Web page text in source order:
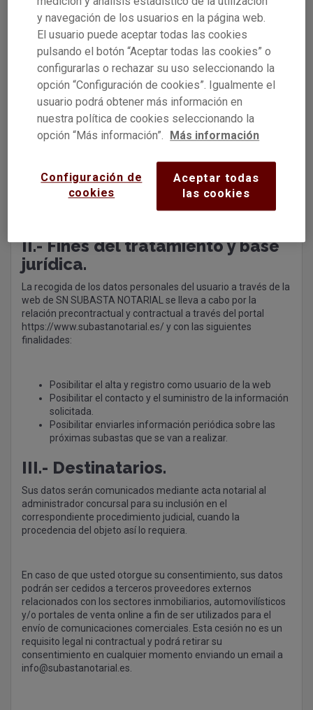
https://www.subastanotarial.es/ .
I.- Identificación del
Responsable.
El Responsable del Tratamiento de los datos personales es
ADJUDICA DIGITAL S.L., con NIF B-88645486 y domicilio social
en C/Príncipe de Vergara, 185-1º, 28002 (Madrid-España).
El teléfono de contacto es +34 644 174 348 y la dirección de
correo electrónicosoporte@subastanotarial.es
II.- Fines del tratamiento y base
jurídica.
La recogida de los datos personales del usuario a través de la
web de SN SUBASTA NOTARIAL se lleva a cabo por la
relación precontractual y contractual a través del portal
https://www.subastanotarial.es/ y con las siguientes
finalidades:
Posibilitar el alta y registro como usuario de la web
Posibilitar el contacto y el suministro de la información
solicitada.
Posibilitar enviarles información periódica sobre las
próximas subastas que se van a realizar.
III.- Destinatarios.
Sus datos serán comunicados mediante acta notarial al
administrador concursal para su inclusión en el
correspondiente procedimiento judicial, cuando la
procedencia del objeto así lo requiera.
En caso de que usted otorgue su consentimiento, sus datos
podrán ser cedidos a terceros proveedores externos
relacionados con los sectores inmobiliarios, automovilísticos
y/o portales de venta online a fin de ser utilizados para el
envío de comunicaciones comerciales. Esta cesión no es un
requisito legal ni contractual y podrá retirar su
consentimiento en cualquier momento enviando un email a
info@subastanotarial.es
y navegación de los usuarios en la página web.
El usuario puede aceptar todas las cookies
pulsando el botón “Aceptar todas las cookies” o
configurarlas o rechazar su uso seleccionando la
opción “Configuración de cookies”. Igualmente el
usuario podrá obtener más información en
nuestra política de cookies seleccionando la
opción “Más información”. Más información
Aceptar todas
las cookies
Configuración de
cookies